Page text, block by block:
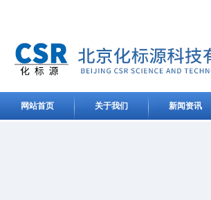
网站首页 关于我们 新闻资讯